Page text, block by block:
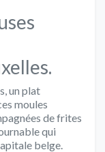
un plat
moules
de frites
qui
belge.